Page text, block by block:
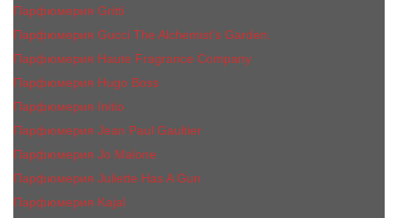
Парфюмерия Gritti
Парфюмерия Gucci The Alchemist’s Garden.
Парфюмерия Haute Fragrance Company
Парфюмерия Hugo Boss
Парфюмерия Initio
Парфюмерия Jean Paul Gaultier
Парфюмерия Jо Malоnе
Парфюмерия Juliette Has A Gun
Парфюмерия Kajal